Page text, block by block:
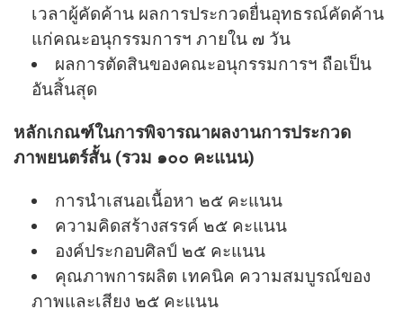
เวลาผู้คัดค้าน ผลการประกวดยื่นอุทธรณ์คัดค้าน
แก่คณะอนุกรรมการฯ ภายใน ๗ วัน
ผลการตัดสินของคณะอนุกรรมการฯ ถือเป็น
อันสิ้นสุด
หลักเกณฑ์ในการพิจารณาผลงานการประกวด
ภาพยนตร์สั้น (รวม ๑๐๐ คะแนน)
การนําเสนอเนื้อหา ๒๕ คะแนน
ความคิดสร้างสรรค์ ๒๕ คะแนน
องค์ประกอบศิลป์ ๒๕ คะแนน
คุณภาพการผลิต เทคนิค ความสมบูรณ์ของ
ภาพและเสียง ๒๕ คะแนน